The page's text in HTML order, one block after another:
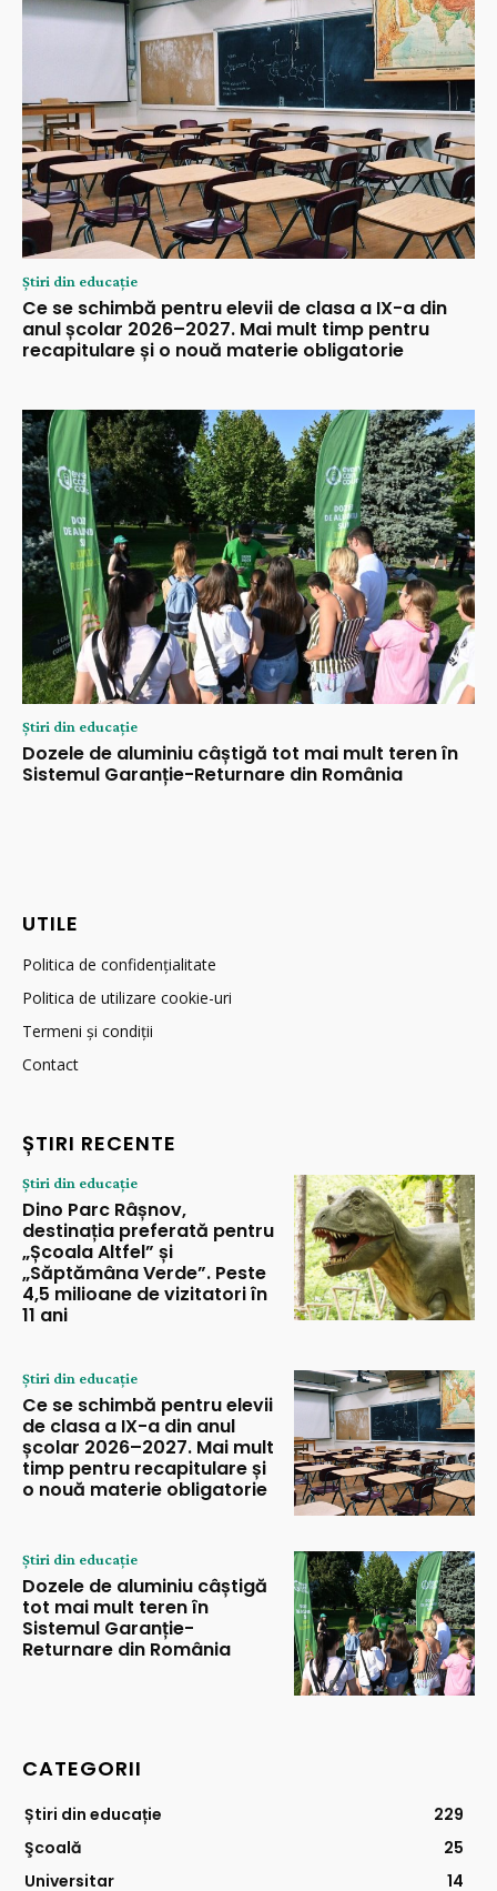
Știri din educație
Ce se schimbă pentru elevii de clasa a IX-a din
anul școlar 2026–2027. Mai mult timp pentru
recapitulare și o nouă materie obligatorie
Știri din educație
Dozele de aluminiu câștigă tot mai mult teren în
Sistemul Garanție-Returnare din România
UTILE
Politica de confidențialitate
Politica de utilizare cookie-uri
Termeni și condiții
Contact
ȘTIRI RECENTE
Știri din educație
Dino Parc Râșnov,
destinația preferată pentru
„Școala Altfel” și
„Săptămâna Verde”. Peste
4,5 milioane de vizitatori în
11 ani
Știri din educație
Ce se schimbă pentru elevii
de clasa a IX-a din anul
școlar 2026–2027. Mai mult
timp pentru recapitulare și
o nouă materie obligatorie
Știri din educație
Dozele de aluminiu câștigă
tot mai mult teren în
Sistemul Garanție-
Returnare din România
CATEGORII
Știri din educație
229
Şcoală
25
Universitar
14